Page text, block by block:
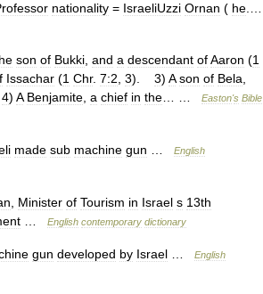
nationality = IsraeliUzzi Ornan ( he
son of Bukki and a descendant ofAaron (1
Issachar (1 Chr. 7:2 3). 3) A son of Bela
4) A Benjamite a chief in the Easton's Bible
made sub machine gun
English
Minister of Tourism in Israel s 13th
English contemporary dictionary
gun developed by Israel
English